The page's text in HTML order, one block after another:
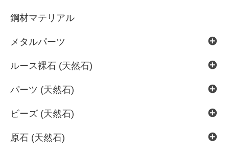
鋼材マテリアル
メタルパーツ
ルース裸石 (天然石)
パーツ (天然石)
ビーズ (天然石)
原石 (天然石)